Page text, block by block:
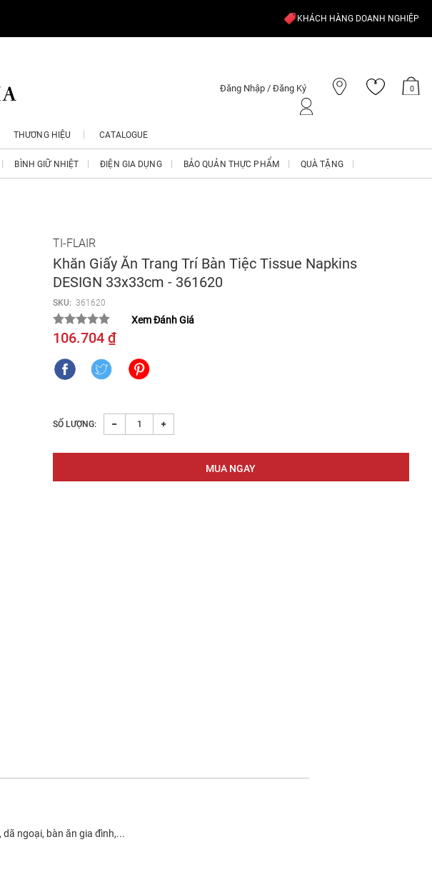
KHÁCH HÀNG DOANH NGHIỆP
Đăng Nhập / Đăng Ký 0
THƯƠNG HIỆU CATALOGUE
BÌNH GIỮ NHIỆT ĐIỆN GIA DỤNG BẢO QUẢN THỰC PHẨM QUÀ TẶNG
TI-FLAIR
Khăn Giấy Ăn Trang Trí Bàn Tiệc Tissue Napkins
DESIGN 33x33cm - 361620
SKU: 361620
Xem Đánh Giá
106.704 ₫
SỐ LƯỢNG:
ngoại, bàn ăn gia đình,...